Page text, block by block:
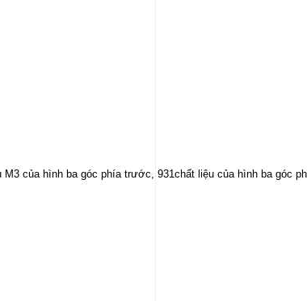
của hình ba góc phía trước, 931chất liệu của hình ba góc